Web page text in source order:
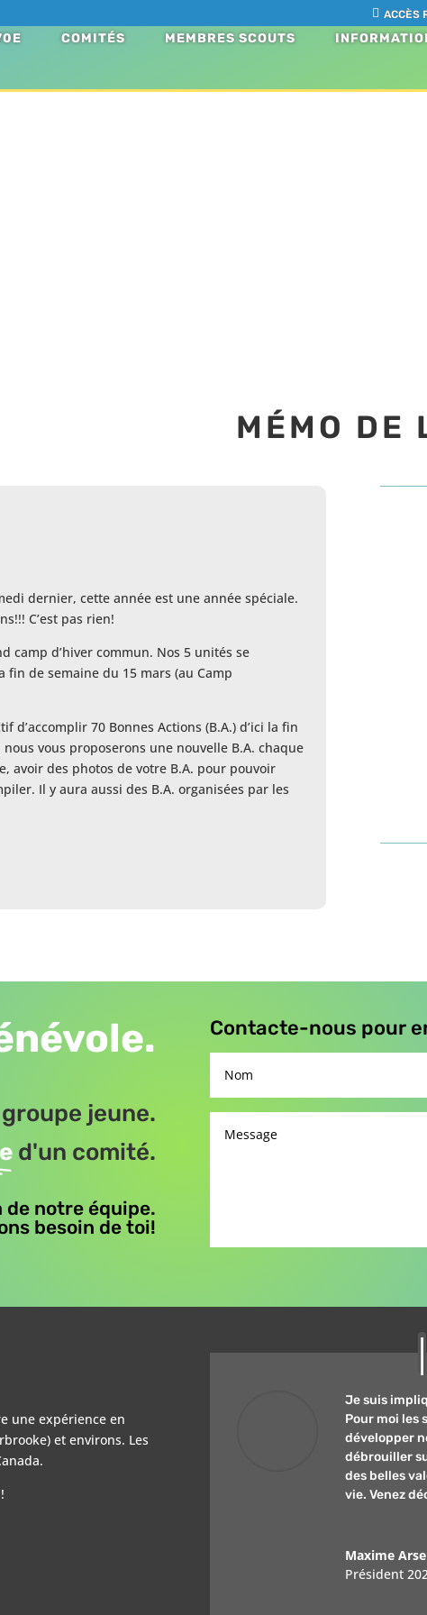
ACCÈS
COMITÉS MEMBRES SCOUTS
MÉMO DE
dernier, cette année est une année spéciale.
C’est pas rien!
camp d’hiver commun. Nos 5 unités se
de semaine du 15 mars (au Camp
d’accomplir 70 Bonnes Actions (B.A.) d’ici la fin
vous proposerons une nouvelle B.A. chaque
avoir des photos de votre B.A. pour pouvoir
Il y aura aussi des B.A. organisées par les
jeune.
d'un comité.
de notre équipe.
besoin de toi!
Contacte-nous pour
une expérience en
et environs. Les
Je suis
Pour moi les
développer
débrouiller
des belles
vie. Venez
Maxime
Président